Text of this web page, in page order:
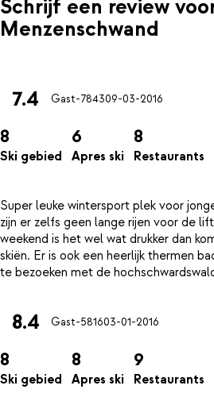
Schrijf een review
Menzenschwand
7.4 Gast-784309-03-2016
8
Ski gebied
6
Apres ski
8
Restaurants
Super leuke wintersport plek voor
zijn er zelfs geen lange rijen voor de
weekend is het wel wat drukker dan
skiën. Er is ook een heerlijk thermen
8.4 Gast-581603-01-2016
8
Ski gebied
8
Apres ski
9
Restaurants